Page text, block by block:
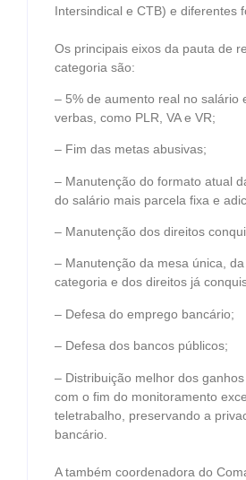
Intersindical e CTB) e diferentes
Os principais eixos da pauta de
categoria são:
– 5% de aumento real no salário
verbas, como PLR, VA e VR;
– Fim das metas abusivas;
– Manutenção do formato atual
do salário mais parcela fixa e
– Manutenção dos direitos
– Manutenção da mesa única,
categoria e dos direitos já
– Defesa do emprego bancário;
– Defesa dos bancos públicos;
– Distribuição melhor dos ganhos
com o fim do monitoramento
teletrabalho, preservando a
bancário.
A também coordenadora do